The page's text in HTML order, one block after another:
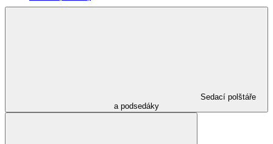
Sedací polštáře
a podsedáky